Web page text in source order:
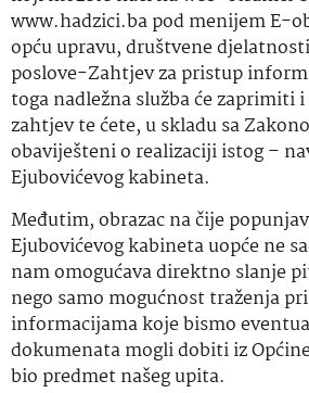
www.hadzici.ba pod menijem E-
opću upravu, društvene
poslove-Zahtjev za pristup
toga nadležna služba će zaprimiti
zahtjev te ćete, u skladu sa
obaviješteni o realizaciji istog –
Ejubovićevog kabineta.
Međutim, obrazac na čije
Ejubovićevog kabineta uopće ne
nam omogućava direktno slanje
nego samo mogućnost traženja
informacijama koje bismo
dokumenata mogli dobiti iz
bio predmet našeg upita.